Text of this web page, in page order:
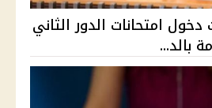
امتحانات الدور الثاني